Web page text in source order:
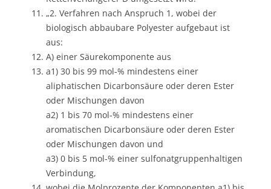
„2. Verfahren nach Anspruch 1, wobei der
biologisch abbaubare Polyester aufgebaut ist
aus:
A) einer Säurekomponente aus
a1) 30 bis 99 mol-% mindestens einer
aliphatischen Dicarbonsäure oder deren Ester
oder Mischungen davon
a2) 1 bis 70 mol-% mindestens einer
aromatischen Dicarbonsäure oder deren Ester
oder Mischungen davon und
a3) 0 bis 5 mol-% einer sulfonatgruppenhaltigen
Verbindung,